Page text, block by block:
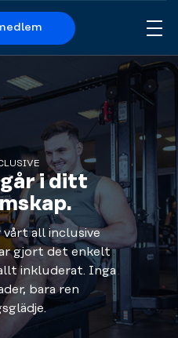
i ditt
all inclusive
gjort det enkelt
inkluderat. Inga
bara ren